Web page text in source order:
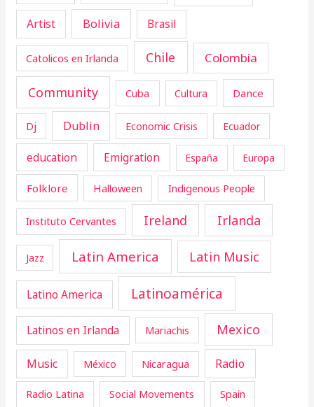
Artist Bolivia Brasil
Catolicos en Irlanda Chile Colombia
Community Cuba Cultura Dance
Dj Dublin Economic Crisis Ecuador
education Emigration España Europa
Folklore Halloween Indigenous People
Instituto Cervantes Ireland Irlanda
Jazz Latin America Latin Music
Latino America Latinoamérica
Latinos en Irlanda Mariachis Mexico
Music México Nicaragua Radio
Radio Latina Social Movements Spain